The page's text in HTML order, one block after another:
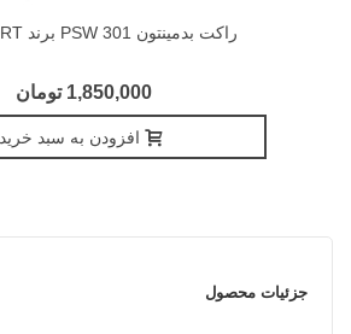
راکت بدمینتون PSW 301 برند PRO SPORT
1,850,000 تومان
افزودن به سبد خرید
جزئیات محصول